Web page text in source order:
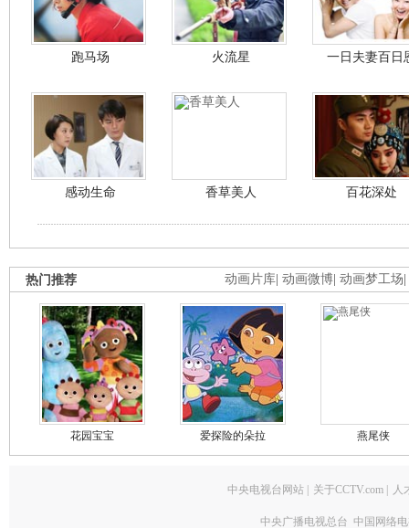
跑马场 火流星 一日夫妻百日
感动生命 香草美人 百花深处
动画片库 动画微博 动画梦工场
热门推荐
花园宝宝 爱探险的朵拉 燕尾侠
中央电视台网站 关于CCTV.com 人
中央广播电视总台 中国网络